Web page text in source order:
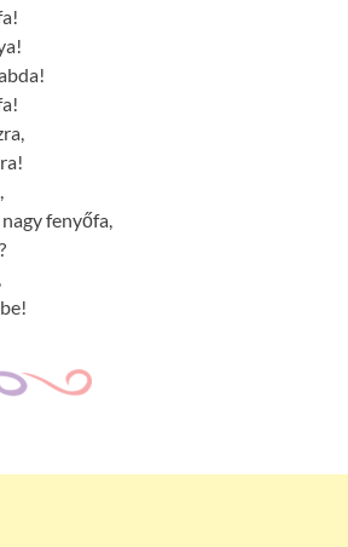
fenyőfa,